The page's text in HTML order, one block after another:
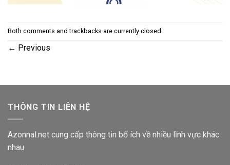
Both comments and trackbacks are currently closed.
← Previous
THÔNG TIN LIÊN HỆ
Azonnal.net cung cấp thông tin bổ ích về nhiều lĩnh vực khác
nhau